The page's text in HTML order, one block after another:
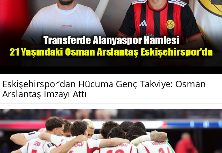
Eskişehirspor’dan Hücuma Genç Takviye: Osman
Arslantaş İmzayı Attı